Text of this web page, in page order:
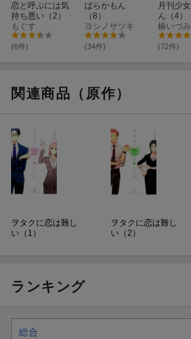
恋と呼ぶには気
持ち悪い（2）
もぐす
(6件)
ばらかもん
（8）
ヨシノサツキ
(34件)
月刊少
ん（4）
椿いづみ
(72件)
関連商品（原作）
ヲタクに恋は難し
い（1）
ヲタクに恋は難し
い（2）
ランキング
総合